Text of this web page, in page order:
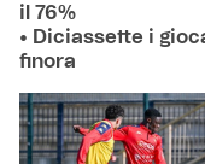
il 76%
• Diciassette i
finora